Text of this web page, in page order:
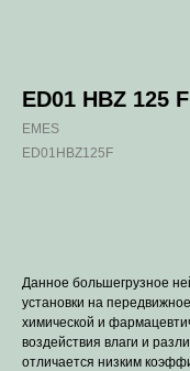
ED01 HBZ 125 F
EMES
ED01HBZ125F
Данное большегрузное
установки на
химической и
воздействия влаги и
отличается низким